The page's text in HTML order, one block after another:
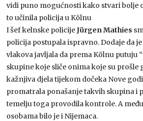
vidi puno mogućnosti kako stvari bolje
to učinila policija u Kölnu
I šef kelnske policijeJürgen Mathies
policija postupala ispravno. Dodaje da
vlakova javljala da prema Kölnu putuju
skupine koje sliče onima koje su prošle
kažnjiva djela tijekom dočeka Nove
promatrala ponašanje takvih skupina i
temelju toga provodila kontrole. A
osobama bilo je i Nijemaca.